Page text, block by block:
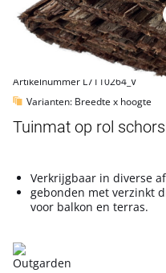
Artikelnummer L7110264_V
Varianten: Breedte x hoogte
Tuinmat op rol
Verkrijgbaar in diverse
gebonden met verzinkt
voor balkon en terras.